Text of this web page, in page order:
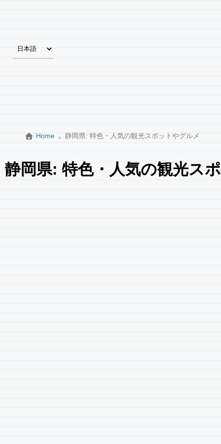
Home 静岡県: 特色・人気の観光スポットやグルメ
静岡県: 特色・人気の観光ス